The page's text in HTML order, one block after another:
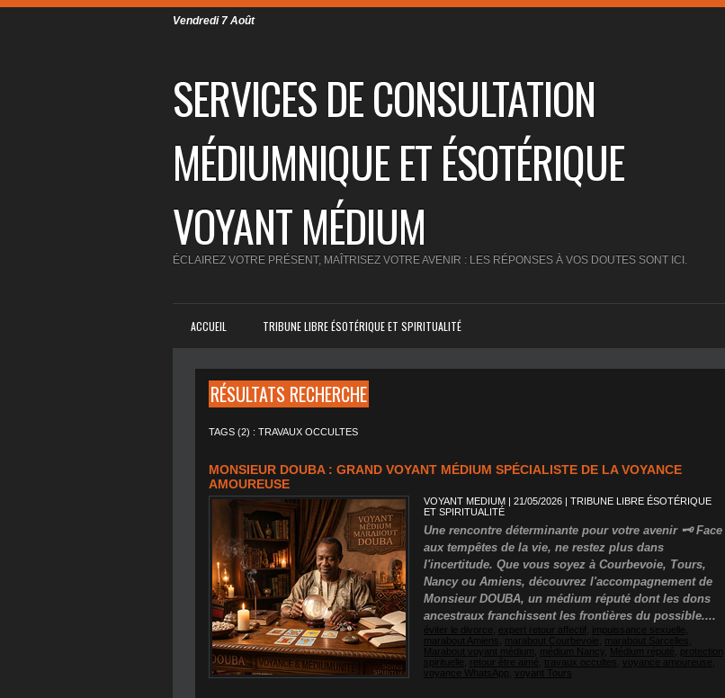
Vendredi 7 Août
SERVICES DE CONSULTATION
MÉDIUMNIQUE ET ÉSOTÉRIQUE
VOYANT MÉDIUM
ÉCLAIREZ VOTRE PRÉSENT, MAÎTRISEZ VOTRE AVENIR : LES RÉPONSES À VOS DOUTES SONT ICI.
ACCUEIL TRIBUNE LIBRE ÉSOTÉRIQUE ET SPIRITUALITÉ
RÉSULTATS RECHERCHE
TAGS (2) : TRAVAUX OCCULTES
MONSIEUR DOUBA : GRAND VOYANT MÉDIUM SPÉCIALISTE DE LA VOYANCE
AMOUREUSE
VOYANT MEDIUM | 21/05/2026| TRIBUNE LIBRE ÉSOTÉRIQUE
ET SPIRITUALITÉ
Une rencontre déterminante pour votre avenir 🗝️ Face
aux tempêtes de la vie, ne restez plus dans
l'incertitude. Que vous soyez à Courbevoie, Tours,
Nancy ou Amiens, découvrez l'accompagnement de
Monsieur DOUBA, un médium réputé dont les dons
ancestraux franchissent les frontières du possible....
éviter le divorce expert retour affectif impuissance sexuelle
marabout Amiens
marabout Courbevoie marabout Sarcelles
Marabout voyant médium
médium Nancy Médium réputé
protection
spirituelle
retour être aimé travaux occultes voyance amoureuse
voyance WhatsApp
voyant Tours